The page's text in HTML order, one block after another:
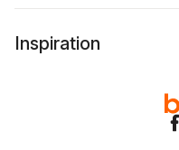
Inspiration